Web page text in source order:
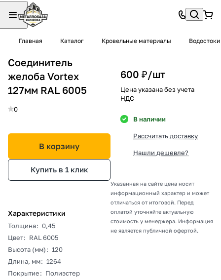
Главная Каталог Кровельные материалы Водостоки
Соединитель
желоба Vortex
127мм RAL 6005
0
В корзину
Купить в 1 клик
Характеристики
Толщина: 0,45
Цвет: RAL 6005
Высота (мм): 120
Длина, мм: 1264
Покрытие: Полиэстер
600 ₽/шт
Цена указана без учета
НДС
В наличии
Рассчитать доставку
Нашли дешевле?
Указанная на сайте цена носит
информационный характер и может
отличаться от итоговой. Перед
оплатой уточняйте актуальную
стоимость у менеджера. Информация
не является публичной офертой.